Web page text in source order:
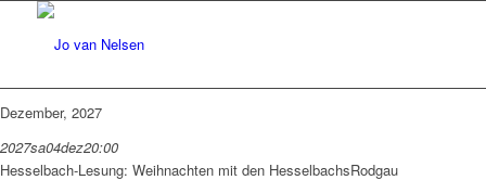
Dezember, 2027
2027sa04dez20:00
Hesselbach-Lesung: Weihnachten mit den HesselbachsRodgau